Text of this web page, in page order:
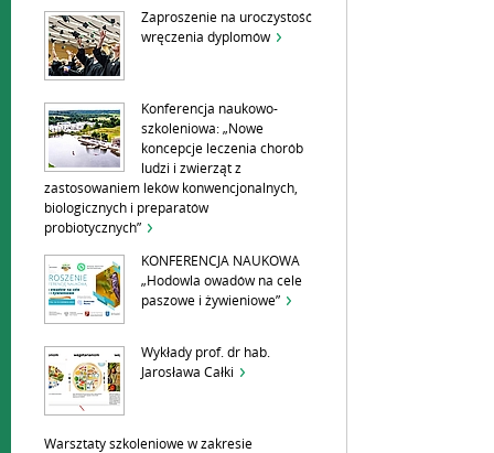
Zaproszenie na uroczystość
wręczenia dyplomów
Konferencja naukowo-
szkoleniowa: „Nowe
koncepcje leczenia chorób
ludzi i zwierząt z
zastosowaniem leków konwencjonalnych,
biologicznych i preparatów
probiotycznych”
KONFERENCJA NAUKOWA
„Hodowla owadów na cele
paszowe i żywieniowe”
Wykłady prof. dr hab.
Jarosława Całki
Warsztaty szkoleniowe w zakresie